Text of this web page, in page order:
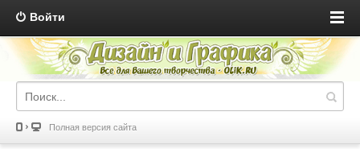
Войти
Полная версия сайта